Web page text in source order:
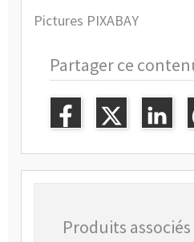
Pictures PIXABAY
Partager ce
Produits associés